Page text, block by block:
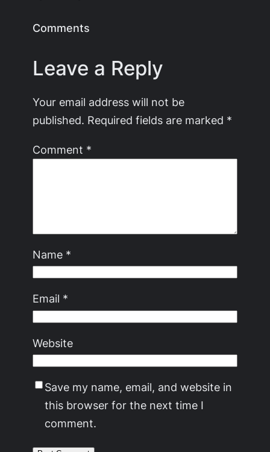
Comments
Leave a Reply
Your email address will not be
published. Required fields are marked *
Comment *
Name *
Email *
Website
Save my name, email, and website in
this browser for the next time I
comment.